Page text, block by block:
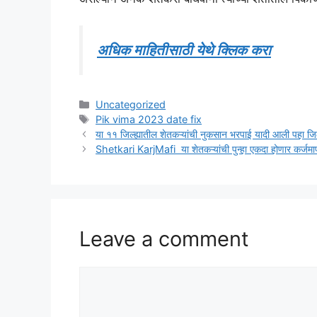
अधिक माहितीसाठी येथे क्लिक करा
Categories
Uncategorized
Tags
Pik vima 2023 date fix
या ११ जिल्ह्यातील शेतकऱ्यांची नुकसान भरपाई यादी आली पहा
Shetkari KarjMafi या शेतकऱ्यांची पुन्हा एकदा होणार
Leave a comment